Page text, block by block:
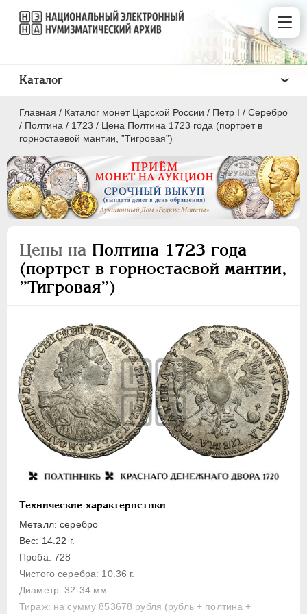
Главная / Каталог монет Царской России / Пeтр I / Серебро
/ Полтина / 1723 / Цена Полтина 1723 года (портрет в
горностаевой мантии, ”Тигровая”)
Цены на Полтина 1723 года
(портрет в горностаевой мантии,
”Тигровая”)
Технические характеристики
Металл: серебро
Вес: 14.22 г.
Проба: 728
Чистого серебра: 10.36 г.
Диаметр: 32-34 мм.
Тираж: на сумму 853678 рубля (рубль + полтина +
Каталог
ПEТР I 1699 - 1725
Серебро
1 рубль
Полтина
Гривенник
Гривна
10 денег
5 копеек
Алтын(ник)
1 копейка
Пробные
Монетовидные жетоны
ЕКАТЕРИНА I
ПЕТР II 1727-1729
АННА ИОАННОВНА 1730-1740
ИОАНН АНТОНОВИЧ